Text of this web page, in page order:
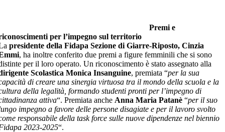
Premi e
per l’impegno sul territorio
presidente della Fidapa Sezione di Giarre-Riposto, Cinzia
, ha inoltre conferito due premi a figure femminili che si sono
per il loro operato. Un riconoscimento è stato assegnato alla
Scolastica Monica Insanguine, premiata “per la sua
di creare una sinergia virtuosa tra il mondo della scuola e la
della legalità, formando studenti pronti per l’impegno di
attiva“. Premiata anche Anna Maria Patanè “per il suo
impegno a favore delle persone disagiate e per il lavoro svolto
responsabile della task force sulle nuove dipendenze nel biennio
2023-2025“.